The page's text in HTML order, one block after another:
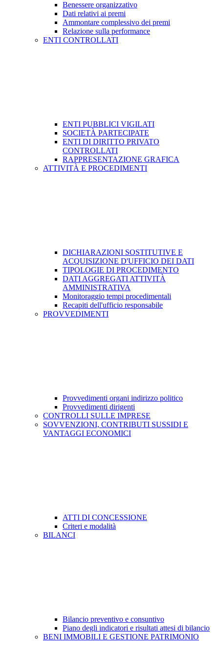
Benessere organizzativo
Dati relativi ai premi
Ammontare complessivo dei premi
Relazione sulla performance
ENTI CONTROLLATI
ENTI PUBBLICI VIGILATI
SOCIETÀ PARTECIPATE
ENTI DI DIRITTO PRIVATO
CONTROLLATI
RAPPRESENTAZIONE GRAFICA
ATTIVITÀ E PROCEDIMENTI
DICHIARAZIONI SOSTITUTIVE E
ACQUISIZIONE D'UFFICIO DEI DATI
TIPOLOGIE DI PROCEDIMENTO
DATI AGGREGATI ATTIVITÀ
AMMINISTRATIVA
Monitoraggio tempi procedimentali
Recapiti dell'ufficio responsabile
PROVVEDIMENTI
Provvedimenti organi indirizzo politico
Provvedimenti dirigenti
CONTROLLI SULLE IMPRESE
SOVVENZIONI, CONTRIBUTI SUSSIDI E
VANTAGGI ECONOMICI
ATTI DI CONCESSIONE
Criteri e modalità
BILANCI
Bilancio preventivo e consuntivo
Piano degli indicatori e risultati attesi di bilancio
BENI IMMOBILI E GESTIONE PATRIMONIO